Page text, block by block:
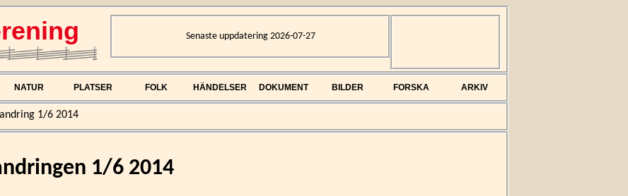
Senaste uppdatering 2026-07-27
NATUR PLATSER FOLK HÄNDELSER DOKUMENT BILDER FORSKA ARKIV
1/6 2014
1/6 2014